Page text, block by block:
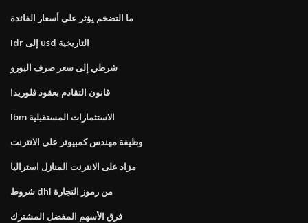
ما التضخم يؤثر على أسعار الفائدة
Idr إلى usd التاريخية
شرطي إلى سعر صرف اليورو
قانون التقادم بعقود فلوريدا
Ibm الاستثمارات المستقبلية
وظيفة مهندس كمبيوتر على الانترنت
مزاد على الانترنت المنازل استراليا
شروط dhl من رموز التجارة
فرق الأسهم المفضل المشترك